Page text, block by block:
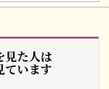
見た人は
ています